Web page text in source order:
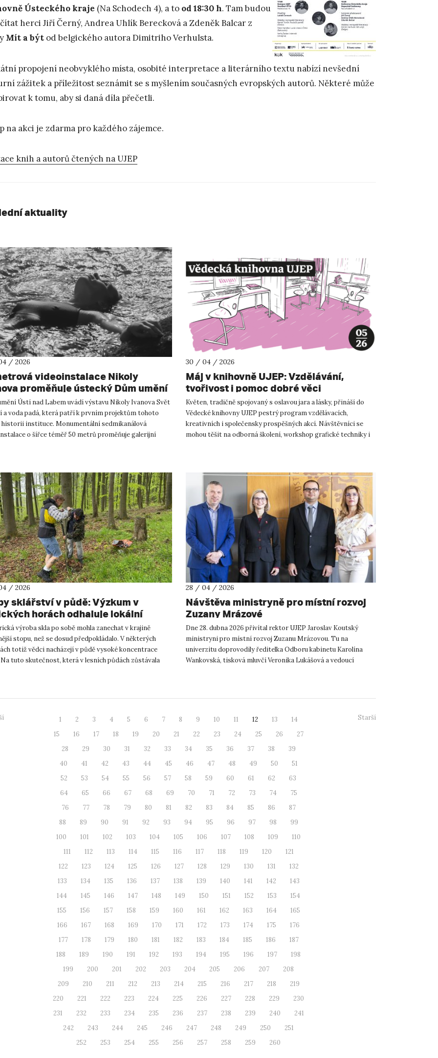
Ústeckého kraje (Na Schodech 4), a to od 18:30h. Tam budou
herci Jiří Černý, Andrea Uhlík Berecková a Zdeněk Balcar z
Mít a být od belgického autora Dimitriho Verhulsta.
propojení neobvyklého místa, osobité interpretace a literárního textu nabízí nevšední
zážitek a příležitost seznámit se s myšlením současných evropských autorů. Některé může
k tomu, aby si daná díla přečetli.
na akci je zdarma pro každého zájemce.
knih a autorů čtených na UJEP
aktuality
/ 2026
videoinstalace Nikoly
proměňuje ústecký Dům umění
obraz
Ústí nad Labem uvádí výstavu Nikoly Ivanova Svět
a voda padá, která patří k prvním projektům tohoto
historii instituce. Monumentální sedmikanálová
o šířce téměř 50 metrů proměňuje galerijní
30 / 04 / 2026
Máj v knihovně UJEP: Vzdělávání,
tvořivost i pomoc dobré věci
Květen, tradičně spojovaný s oslavou jara a lásky, přináší do
Vědecké knihovny UJEP pestrý program vzdělávacích,
kreativních i společensky prospěšných akcí. Návštěvníci se
mohou těšit na odborná školení, workshop grafické techniky i
/ 2026
sklářství v půdě: Výzkum v
horách odhaluje lokální
olova
výroba skla po sobě mohla zanechat v krajině
stopu, než se dosud předpokládalo. V některých
totiž vědci nacházejí v půdě vysoké koncentrace
tuto skutečnost, která v lesních půdách zůstávala
28 / 04 / 2026
Návštěva ministryně pro místní rozvoj
Zuzany Mrázové
Dne 28. dubna 2026 přivítal rektor UJEP Jaroslav Koutský
ministryni pro místní rozvoj Zuzanu Mrázovou. Tu na
univerzitu doprovodily ředitelka Odboru kabinetu Karolína
Wankovská, tisková mluvčí Veronika Lukášová a vedoucí
1 2 3 4 5 6 7 8 9 10 11 12 13
14
15
16 17 18 19 20 21 22 23 24 25 26
27
28
29 30 31 32 33 34 35 36 37 38
39
40
41 42 43 44 45 46 47 48 49 50
51
52
53 54 55 56 57 58 59 60 61 62
63
64
65 66 67 68 69 70 71 72 73 74
75
76
77 78 79 80 81 82 83 84 85 86
87
88
89 90 91 92 93 94 95 96 97 98
99
100
101 102 103 104 105 106 107 108 109
110
111
112 113 114 115 116 117 118 119 120
121
122
123 124 125 126 127 128 129 130 131
132
133
134 135 136 137 138 139 140 141 142
143
144
145 146 147 148 149 150 151 152 153
154
155
156 157 158 159 160 161 162 163 164
165
166
167 168 169 170 171 172 173 174 175
176
177
178 179 180 181 182 183 184 185 186
187
188
189 190 191 192 193 194 195 196 197
198
199
200 201 202 203 204 205 206 207
208
209
210 211 212 213 214 215 216 217 218
219
220
221 222 223 224 225 226 227 228 229
230
231
232 233 234 235 236 237 238 239 240
241
242
243 244 245 246 247 248 249 250
251
252
253 254 255 256 257 258 259 260
Starší